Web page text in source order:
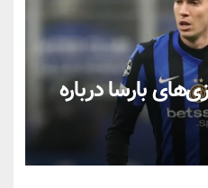
بارسا درباره